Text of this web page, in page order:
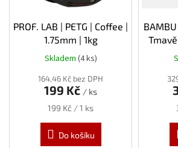
PROF. LAB | PETG | Coffee |
1.75mm | 1kg
Skladem (4 ks)
164,46 Kč bez DPH
199 Kč / ks
Měrná
199 Kč / 1 ks
Do košíku
Tmavě